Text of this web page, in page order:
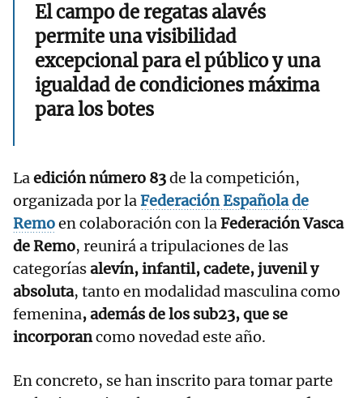
El campo de regatas alavés
permite una visibilidad
excepcional para el público y una
igualdad de condiciones máxima
para los botes
Laedición número 83de la competición,
organizada por laFederación Española de
Remoen colaboración con laFederación Vasca
de Remo, reunirá a tripulaciones de las
categoríasalevín, infantil, cadete, juvenil y
absoluta, tanto en modalidad masculina como
femenina, además de los sub23, que se
incorporancomo novedad este año.
En concreto, se han inscrito para tomar parte